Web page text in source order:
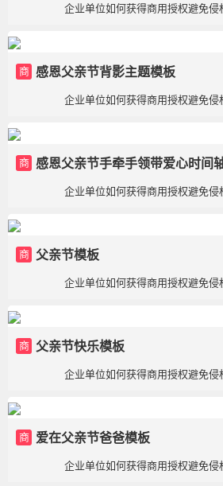
企业单位如何获得商用授权避免侵
商 感恩父亲节背影主题模板
企业单位如何获得商用授权避免侵
商 感恩父亲节手牵手领带爱心时间
企业单位如何获得商用授权避免侵
商 父亲节模板
企业单位如何获得商用授权避免侵
商 父亲节快乐模板
企业单位如何获得商用授权避免侵
商 爱在父亲节爸爸模板
企业单位如何获得商用授权避免侵